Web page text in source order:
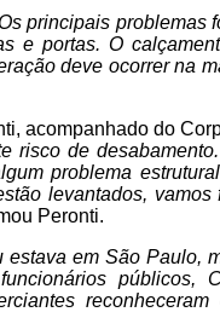
principais problemas
e portas. O
deve ocorrer na
acompanhado do
risco de
problema
levantados, vamos
Peronti.
estava em São Paulo,
públicos,
reconheceram